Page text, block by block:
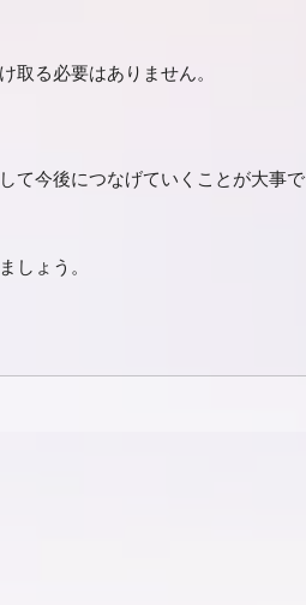
取る必要はありません。
て今後につなげていくことが大事で
しょう。